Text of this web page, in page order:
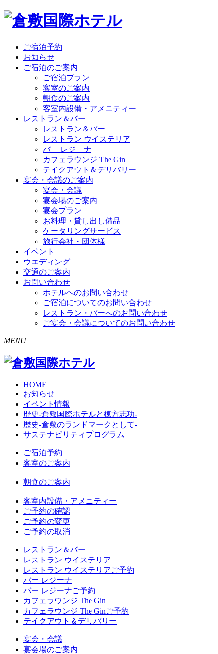
ご宿泊予約
お知らせ
ご宿泊のご案内
ご宿泊プラン
客室のご案内
朝食のご案内
客室内設備・アメニティー
レストラン＆バー
レストラン＆バー
レストラン ウイステリア
バー レジーナ
カフェラウンジ The Gin
テイクアウト＆デリバリー
宴会・会議のご案内
宴会・会議
宴会場のご案内
宴会プラン
お料理・貸し出し備品
ケータリングサービス
旅行会社・団体様
イベント
ウエディング
交通のご案内
お問い合わせ
ホテルへのお問い合わせ
ご宿泊についてのお問い合わせ
レストラン・バーへのお問い合わせ
ご宴会・会議についてのお問い合わせ
MENU
HOME
お知らせ
イベント情報
歴史-倉敷国際ホテルと棟方志功-
歴史-倉敷のランドマークとして-
サステナビリティプログラム
ご宿泊予約
客室のご案内
朝食のご案内
客室内設備・アメニティー
ご予約の確認
ご予約の変更
ご予約の取消
レストラン＆バー
レストラン ウイステリア
レストラン ウイステリアご予約
バー レジーナ
バー レジーナご予約
カフェラウンジ The Gin
カフェラウンジ The Ginご予約
テイクアウト＆デリバリー
宴会・会議
宴会場のご案内